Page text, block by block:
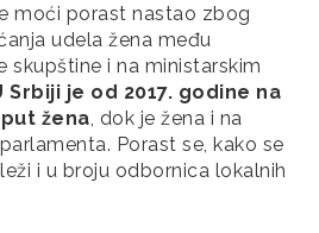
moći porast nastao zbog
udela žena među
skupštine i na ministarskim
Srbiji je od 2017. godine na
žena , dok je žena i na
Porast se, kako se
i u broju odbornica lokalnih